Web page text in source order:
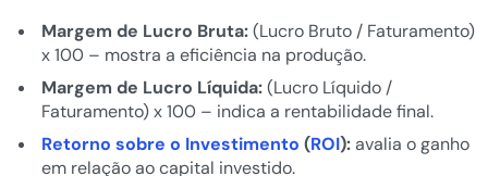
Margem de Lucro Bruta:(Lucro Bruto / Faturamento)
x 100 – mostra a eficiência na produção.
Margem de Lucro Líquida:(Lucro Líquido /
Faturamento) x 100 – indica a rentabilidade final.
Retorno sobre o Investimento (ROI):avalia o ganho
em relação ao capital investido.